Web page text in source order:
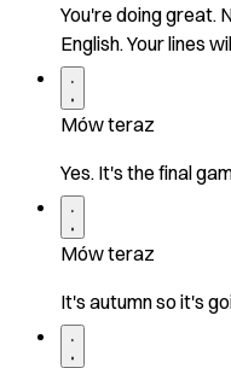
You're doing great.
English. Your lines
Mów teraz
Yes. It's the final
Mów teraz
It's autumn so it's